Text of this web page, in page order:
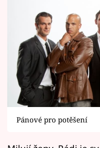
Vztahy
Seriály
Horoskopy
Sledujte prima+
Filmový festival
Pánové pro potěšení